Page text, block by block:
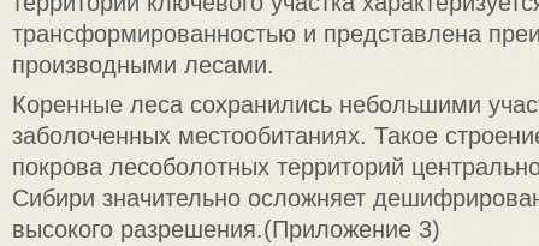
трансформированностью и представлена
производными лесами.
Коренные леса сохранились небольшими
заболоченных местообитаниях. Такое
покрова лесоболотных территорий
Сибири значительно осложняет
высокого разрешения.(Приложение 3)